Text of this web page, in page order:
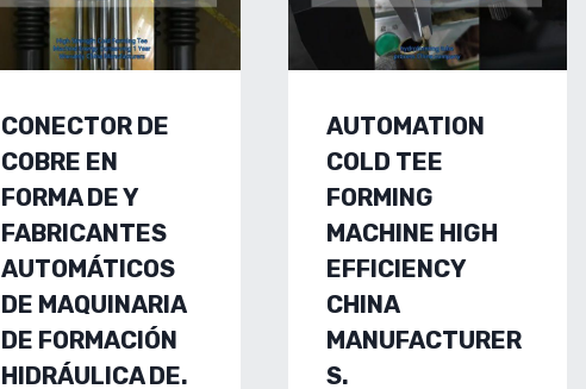
CONECTOR DE
COBRE EN
FORMA DE Y
FABRICANTES
AUTOMÁTICOS
DE MAQUINARIA
DE FORMACIÓN
HIDRÁULICA DE.
AUTOMATION
COLD TEE
FORMING
MACHINE HIGH
EFFICIENCY
CHINA
MANUFACTURER
S.